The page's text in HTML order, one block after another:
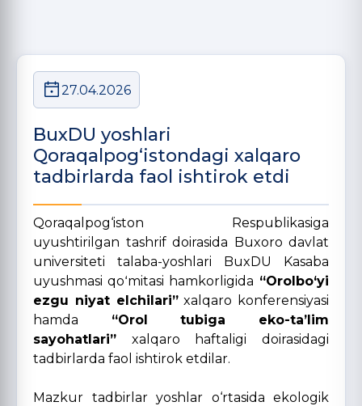
27.04.2026
BuxDU yoshlari
Qoraqalpog‘istondagi xalqaro
tadbirlarda faol ishtirok etdi
Qoraqalpog‘iston Respublikasiga
uyushtirilgan tashrif doirasida Buxoro davlat
universiteti talaba-yoshlari BuxDU Kasaba
uyushmasi qoʻmitasi hamkorligida “Orolbo‘yi
ezgu niyat elchilari”xalqaro konferensiyasi
hamda “Orol tubiga eko-ta’lim
sayohatlari” xalqaro haftaligi doirasidagi
tadbirlarda faol ishtirok etdilar.
Mazkur tadbirlar yoshlar o‘rtasida ekologik